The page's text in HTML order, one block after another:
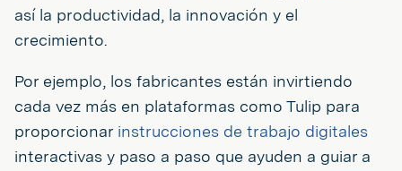
así la productividad, la innovación y el
crecimiento.
Por ejemplo, los fabricantes están invirtiendo
cada vez más en plataformas como Tulip para
proporcionar instrucciones de trabajo digitales
interactivas y paso a paso que ayuden a guiar a